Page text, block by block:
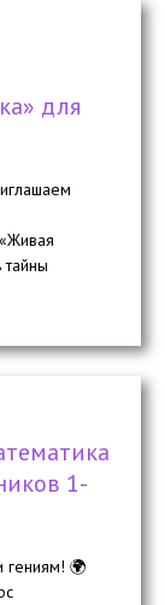
для
тайны
1-
гениям! 🌍